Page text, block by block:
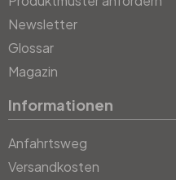
Newsletter
Glossar
Magazin
Informationen
Anfahrtsweg
Versandkosten